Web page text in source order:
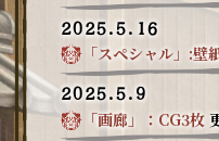
2025.5.16
「スペシャル」:壁
2025.5.9
「画廊」：CG3枚